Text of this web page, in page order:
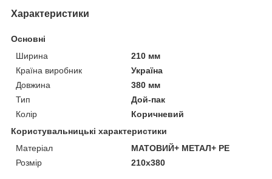
Характеристики
Основні
Ширина
210 мм
Країна виробник
Україна
Довжина
380 мм
Тип
Дой-пак
Колір
Коричневий
Користувальницькі характеристики
Матеріал
МАТОВИЙ+ МЕТАЛ+ PE
Розмір
210х380